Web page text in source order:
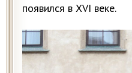
появился в XVI веке.